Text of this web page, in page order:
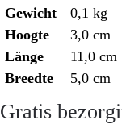
Gewicht
0,1 kg
Hoogte
3,0 cm
Länge
11,0 cm
Breedte
5,0 cm
Gratis